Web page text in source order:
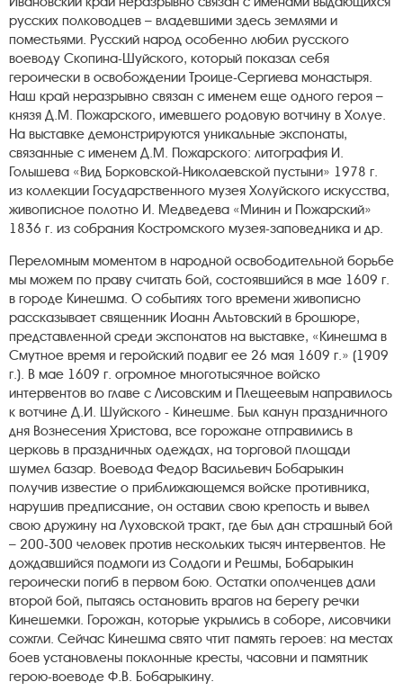
русских полководцев – владевшими здесь землями и
поместьями. Русский народ особенно любил русского
воеводу Скопина-Шуйского, который показал себя
героически в освобождении Троице-Сергиева монастыря.
Наш край неразрывно связан с именем еще одного героя –
князя Д.М. Пожарского, имевшего родовую вотчину в Холуе.
На выставке демонстрируются уникальные экспонаты,
связанные с именем Д.М. Пожарского: литография И.
Голышева «Вид Борковской-Николаевской пустыни» 1978 г.
из коллекции Государственного музея Холуйского искусства,
живописное полотно И. Медведева «Минин и Пожарский»
1836 г. из собрания Костромского музея-заповедника и др.
Переломным моментом в народной освободительной борьбе
мы можем по праву считать бой, состоявшийся в мае 1609 г.
в городе Кинешма. О событиях того времени живописно
рассказывает священник Иоанн Альтовский в брошюре,
представленной среди экспонатов на выставке, «Кинешма в
Смутное время и геройский подвиг ее 26 мая 1609 г.» (1909
г.). В мае 1609 г. огромное многотысячное войско
интервентов во главе с Лисовским и Плещеевым направилось
к вотчине Д.И. Шуйского - Кинешме. Был канун праздничного
дня Вознесения Христова, все горожане отправились в
церковь в праздничных одеждах, на торговой площади
шумел базар. Воевода Федор Васильевич Бобарыкин
получив известие о приближающемся войске противника,
нарушив предписание, он оставил свою крепость и вывел
свою дружину на Луховской тракт, где был дан страшный бой
– 200-300 человек против нескольких тысяч интервентов. Не
дождавшийся подмоги из Солдоги и Решмы, Бобарыкин
героически погиб в первом бою. Остатки ополченцев дали
второй бой, пытаясь остановить врагов на берегу речки
Кинешемки. Горожан, которые укрылись в соборе, лисовчики
сожгли. Сейчас Кинешма свято чтит память героев: на местах
боев установлены поклонные кресты, часовни и памятник
герою-воеводе Ф.В. Бобарыкину.